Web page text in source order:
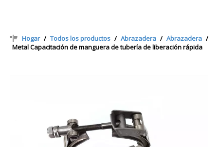
Hogar / Todos los productos / Abrazadera / Abrazadera /
Metal Capacitación de manguera de tubería de liberación rápida